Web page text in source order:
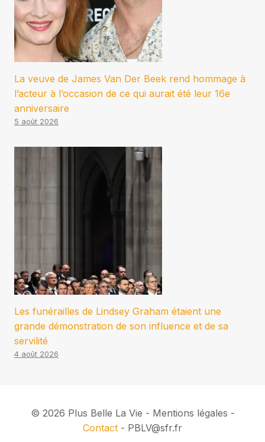
La veuve de James Van Der Beek rend hommage à
l’acteur à l’occasion de ce qui aurait été leur 16e
anniversaire
5 août 2026
Les funérailles de Lindsey Graham étaient une
grande démonstration de son influence et de sa
servilité
4 août 2026
© 2026 Plus Belle La Vie - Mentions légales -
Contact - PBLV@sfr.fr